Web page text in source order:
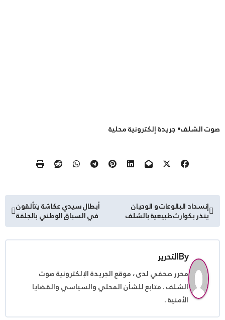
صوت الشلف• جريدة إلكترونية محلية
تصفّح
المقالات
إنسداد البالوعات و الوديان
ينذر بكوارث طبيعية بالشلف
أبطال سيدي عكاشة يتألقون
في السباق الوطني بالجلفة
Byالتحرير
محرر صحفي لدى ، موقع الجريدة الإلكترونية صوت
الشلف . متابع للشأن المحلي والسياسي والقضايا
الأمنية .